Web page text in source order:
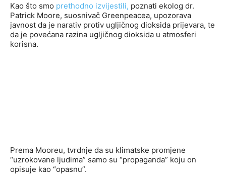
Kao što smo prethodno izvijestili, poznati ekolog dr.
Patrick Moore, suosnivač Greenpeacea, upozorava
javnost da je narativ protiv ugljičnog dioksida prijevara, te
da je povećana razina ugljičnog dioksida u atmosferi
korisna.
Prema Mooreu, tvrdnje da su klimatske promjene
“uzrokovane ljudima” samo su “propaganda” koju on
opisuje kao “opasnu”.